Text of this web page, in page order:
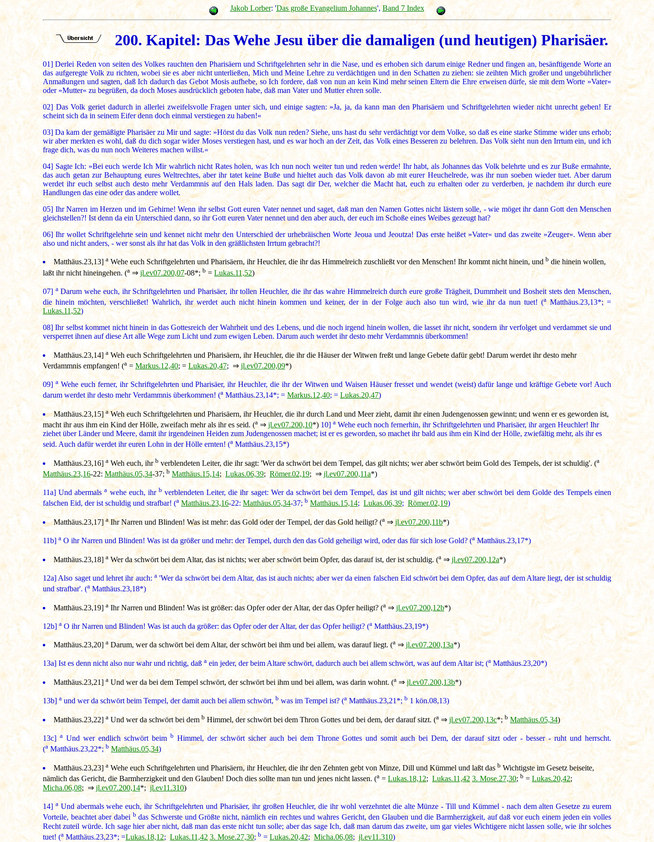
Jakob Lorber: 'Das große Evangelium Johannes', Band 7 Index
200. Kapitel: Das Wehe Jesu über die damaligen (und heutigen) Pharisäer.
01] Derlei Reden von seiten des Volkes rauchten den Pharisäern und Schriftgelehrten sehr in die Nase, und es erhoben sich darum einige Redner und fingen an, besänftigende Worte an
das aufgeregte Volk zu richten, wobei sie es aber nicht unterließen, Mich und Meine Lehre zu verdächtigen und in den Schatten zu ziehen: sie zeihten Mich großer und ungebührlicher
Anmaßungen und sagten, daß Ich dadurch das Gebot Mosis aufhebe, so Ich fordere, daß von nun an kein Kind mehr seinen Eltern die Ehre erweisen dürfe, sie mit dem Worte »Vater«
oder »Mutter« zu begrüßen, da doch Moses ausdrücklich geboten habe, daß man Vater und Mutter ehren solle.
02] Das Volk geriet dadurch in allerlei zweifelsvolle Fragen unter sich, und einige sagten: »Ja, ja, da kann man den Pharisäern und Schriftgelehrten wieder nicht unrecht geben! Er
scheint sich da in seinem Eifer denn doch einmal verstiegen zu haben!«
03] Da kam der gemäßigte Pharisäer zu Mir und sagte: »Hörst du das Volk nun reden? Siehe, uns hast du sehr verdächtigt vor dem Volke, so daß es eine starke Stimme wider uns erhob;
wir aber merkten es wohl, daß du dich sogar wider Moses verstiegen hast, und es war hoch an der Zeit, das Volk eines Besseren zu belehren. Das Volk sieht nun den Irrtum ein, und ich
frage dich, was du nun noch Weiteres machen willst.«
04] Sagte Ich: »Bei euch werde Ich Mir wahrlich nicht Rates holen, was Ich nun noch weiter tun und reden werde! Ihr habt, als Johannes das Volk belehrte und es zur Buße ermahnte,
das auch getan zur Behauptung eures Weltrechtes, aber ihr tatet keine Buße und hieltet auch das Volk davon ab mit eurer Heuchelrede, was ihr nun soeben wieder tuet. Aber darum
werdet ihr euch selbst auch desto mehr Verdammnis auf den Hals laden. Das sagt dir Der, welcher die Macht hat, euch zu erhalten oder zu verderben, je nachdem ihr durch eure
Handlungen das eine oder das andere wollet.
05] Ihr Narren im Herzen und im Gehirne! Wenn ihr selbst Gott euren Vater nennet und saget, daß man den Namen Gottes nicht lästern solle, - wie möget ihr dann Gott den Menschen
gleichstellen?! Ist denn da ein Unterschied dann, so ihr Gott euren Vater nennet und den aber auch, der euch im Schoße eines Weibes gezeugt hat?
06] Ihr wollet Schriftgelehrte sein und kennet nicht mehr den Unterschied der urhebräischen Worte Jeoua und Jeoutza! Das erste heißet »Vater« und das zweite »Zeuger«. Wenn aber
also und nicht anders, - wer sonst als ihr hat das Volk in den gräßlichsten Irrtum gebracht?!
Matthäus.23,13] a Wehe euch Schriftgelehrten und Pharisäern, ihr Heuchler, die ihr das Himmelreich zuschließt vor den Menschen! Ihr kommt nicht hinein, und b die hinein wollen,
laßt ihr nicht hineingehen. (a ⇒ jl.ev07.200,07-08*; b = Lukas.11,52)
07] aDarum wehe euch, ihr Schriftgelehrten und Pharisäer, ihr tollen Heuchler, die ihr das wahre Himmelreich durch eure große Trägheit, Dummheit und Bosheit stets den Menschen,
die hinein möchten, verschließet! Wahrlich, ihr werdet auch nicht hinein kommen und keiner, der in der Folge auch also tun wird, wie ihr da nun tuet! (aMatthäus.23,13*; =
Lukas.11,52)
08] Ihr selbst kommet nicht hinein in das Gottesreich der Wahrheit und des Lebens, und die noch irgend hinein wollen, die lasset ihr nicht, sondern ihr verfolget und verdammet sie und
versperret ihnen auf diese Art alle Wege zum Licht und zum ewigen Leben. Darum auch werdet ihr desto mehr Verdammnis überkommen!
Matthäus.23,14] a Weh euch Schriftgelehrten und Pharisäern, ihr Heuchler, die ihr die Häuser der Witwen freßt und lange Gebete dafür gebt! Darum werdet ihr desto mehr
Verdammnis empfangen! (a = Markus.12,40; = Lukas.20,47; ⇒ jl.ev07.200,09*)
09] aWehe euch ferner, ihr Schriftgelehrten und Pharisäer, ihr Heuchler, die ihr der Witwen und Waisen Häuser fresset und wendet (weist) dafür lange und kräftige Gebete vor! Auch
darum werdet ihr desto mehr Verdammnis überkommen! (a Matthäus.23,14*; = Markus.12,40; =Lukas.20,47)
Matthäus.23,15]aWeh euch Schriftgelehrten und Pharisäern, ihr Heuchler, die ihr durch Land und Meer zieht, damit ihr einen Judengenossen gewinnt; und wenn er es geworden ist,
macht ihr aus ihm ein Kind der Hölle, zweifach mehr als ihr es seid. (a⇒ jl.ev07.200,10*) 10] aWehe euch noch fernerhin, ihr Schriftgelehrten und Pharisäer, ihr argen Heuchler! Ihr
ziehet über Länder und Meere, damit ihr irgendeinen Heiden zum Judengenossen machet; ist er es geworden, so machet ihr bald aus ihm ein Kind der Hölle, zwiefältig mehr, als ihr es
seid. Auch dafür werdet ihr euren Lohn in der Hölle ernten! (a Matthäus.23,15*)
Matthäus.23,16] a Weh euch, ihrb verblendeten Leiter, die ihr sagt: 'Wer da schwört bei dem Tempel, das gilt nichts; wer aber schwört beim Gold des Tempels, der ist schuldig'. (a
Matthäus.23,16-22: Matthäus.05,34-37; b Matthäus.15,14; Lukas.06,39; Römer.02,19; ⇒ jl.ev07.200,11a*)
11a] Und abermalsa wehe euch, ihr bverblendeten Leiter, die ihr saget: Wer da schwört bei dem Tempel, das ist und gilt nichts; wer aber schwört bei dem Golde des Tempels einen
falschen Eid, der ist schuldig und strafbar! (a Matthäus.23,16-22: Matthäus.05,34-37;b Matthäus.15,14; Lukas.06,39; Römer.02,19)
Matthäus.23,17]aIhr Narren und Blinden! Was ist mehr: das Gold oder der Tempel, der das Gold heiligt? (a ⇒ jl.ev07.200,11b*)
11b] a O ihr Narren und Blinden! Was ist da größer und mehr: der Tempel, durch den das Gold geheiligt wird, oder das für sich lose Gold? (a Matthäus.23,17*)
Matthäus.23,18] aWer da schwört bei dem Altar, das ist nichts; wer aber schwört beim Opfer, das darauf ist, der ist schuldig. (a ⇒ jl.ev07.200,12a*)
12a] Also saget und lehret ihr auch: a'Wer da schwört bei dem Altar, das ist auch nichts; aber wer da einen falschen Eid schwört bei dem Opfer, das auf dem Altare liegt, der ist schuldig
und strafbar'. (aMatthäus.23,18*)
Matthäus.23,19] a Ihr Narren und Blinden! Was ist größer: das Opfer oder der Altar, der das Opfer heiligt? (a⇒ jl.ev07.200,12b*)
12b] a O ihr Narren und Blinden! Was ist auch da größer: das Opfer oder der Altar, der das Opfer heiligt? (a Matthäus.23,19*)
Matthäus.23,20] a Darum, wer da schwört bei dem Altar, der schwört bei ihm und bei allem, was darauf liegt. (a ⇒jl.ev07.200,13a*)
13a] Ist es denn nicht also nur wahr und richtig, daß a ein jeder, der beim Altare schwört, dadurch auch bei allem schwört, was auf dem Altar ist; (a Matthäus.23,20*)
Matthäus.23,21] a Und wer da bei dem Tempel schwört, der schwört bei ihm und bei allem, was darin wohnt. (a ⇒ jl.ev07.200,13b*)
13b] a und wer da schwört beim Tempel, der damit auch bei allem schwört, b was im Tempel ist? (a Matthäus.23,21*;b 1 kön.08,13)
Matthäus.23,22] a Und wer da schwört bei dem b Himmel, der schwört bei dem Thron Gottes und bei dem, der darauf sitzt. (a ⇒ jl.ev07.200,13c*; b Matthäus.05,34)
13c] aUnd wer endlich schwört beim b Himmel, der schwört sicher auch bei dem Throne Gottes und somit auch bei Dem, der darauf sitzt oder - besser - ruht und herrscht.
(aMatthäus.23,22*; b Matthäus.05,34)
Matthäus.23,23] a Wehe euch Schriftgelehrten und Pharisäern, ihr Heuchler, die ihr den Zehnten gebt von Minze, Dill und Kümmel und laßt das b Wichtigste im Gesetz beiseite,
nämlich das Gericht, die Barmherzigkeit und den Glauben! Doch dies sollte man tun und jenes nicht lassen. (a = Lukas.18,12; Lukas.11,42 3. Mose.27,30; b = Lukas.20,42;
Micha.06,08; ⇒ jl.ev07.200,14*; jl.ev11.310)
14] aUnd abermals wehe euch, ihr Schriftgelehrten und Pharisäer, ihr großen Heuchler, die ihr wohl verzehntet die alte Münze - Till und Kümmel - nach dem alten Gesetze zu eurem
Vorteile, beachtet aber dabei b das Schwerste und Größte nicht, nämlich ein rechtes und wahres Gericht, den Glauben und die Barmherzigkeit, auf daß vor euch einem jeden ein volles
Recht zuteil würde. Ich sage hier aber nicht, daß man das erste nicht tun solle; aber das sage Ich, daß man darum das zweite, um gar vieles Wichtigere nicht lassen solle, wie ihr solches
tuet! (a Matthäus.23,23*; =Lukas.18,12;Lukas.11,42 3. Mose.27,30; b =Lukas.20,42; Micha.06,08;jl.ev11.310)